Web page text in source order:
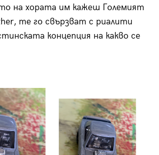
на хората им кажеш Големият
те го свързват с риалити
концепция на какво се